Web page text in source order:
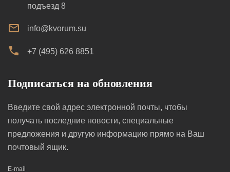
подъезд 8
info@kvorum.su
+7 (495) 626 8851
Подписаться на обновления
Введите свой адрес электронной почты, чтобы
получать последние новости, специальные
предложения и другую информацию прямо на Ваш
почтовый ящик.
E-mail